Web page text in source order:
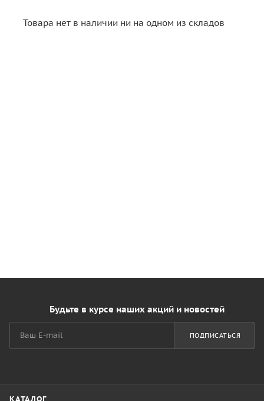
Товара нет в наличии ни на одном из складов
Будьте в курсе наших акций и новостей
ПОДПИСАТЬСЯ
КАТАЛОГ